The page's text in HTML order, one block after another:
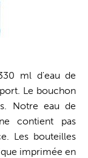
ml d'eau de
Le bouchon
Notre eau de
contient pas
Les bouteilles
imprimée en